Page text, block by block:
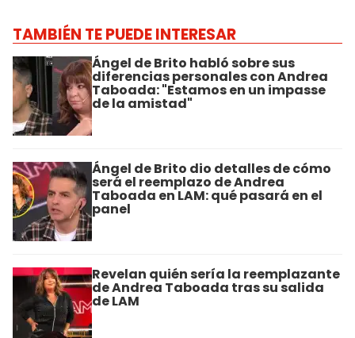
TAMBIÉN TE PUEDE INTERESAR
Ángel de Brito habló sobre sus
diferencias personales con Andrea
Taboada: "Estamos en un impasse
de la amistad"
Ángel de Brito dio detalles de cómo
será el reemplazo de Andrea
Taboada en LAM: qué pasará en el
panel
Revelan quién sería la reemplazante
de Andrea Taboada tras su salida
de LAM